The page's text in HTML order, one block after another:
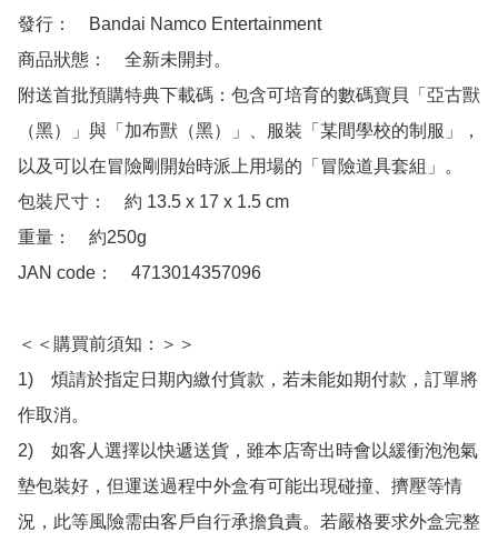
發行：　Bandai Namco Entertainment
商品狀態：　全新未開封。
附送首批預購特典下載碼：包含可培育的數碼寶貝「亞古獸
（黑）」與「加布獸（黑）」、服裝「某間學校的制服」，
以及可以在冒險剛開始時派上用場的「冒險道具套組」。
包裝尺寸：　約 13.5 x 17 x 1.5 cm
重量：　約250g
JAN code：　4713014357096
＜＜購買前須知：＞＞
1)　煩請於指定日期內繳付貨款，若未能如期付款，訂單將
作取消。
2)　如客人選擇以快遞送貨，雖本店寄出時會以緩衝泡泡氣
墊包裝好，但運送過程中外盒有可能出現碰撞、擠壓等情
況，此等風險需由客戶自行承擔負責。若嚴格要求外盒完整